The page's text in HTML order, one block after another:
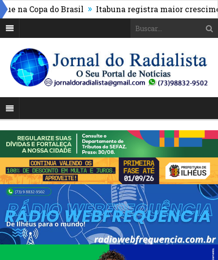
Copa do Brasil » Itabuna registra maior crescimento